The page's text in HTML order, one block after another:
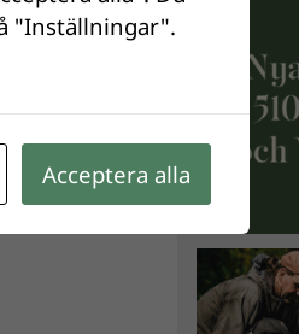
"Inställningar".
Acceptera alla